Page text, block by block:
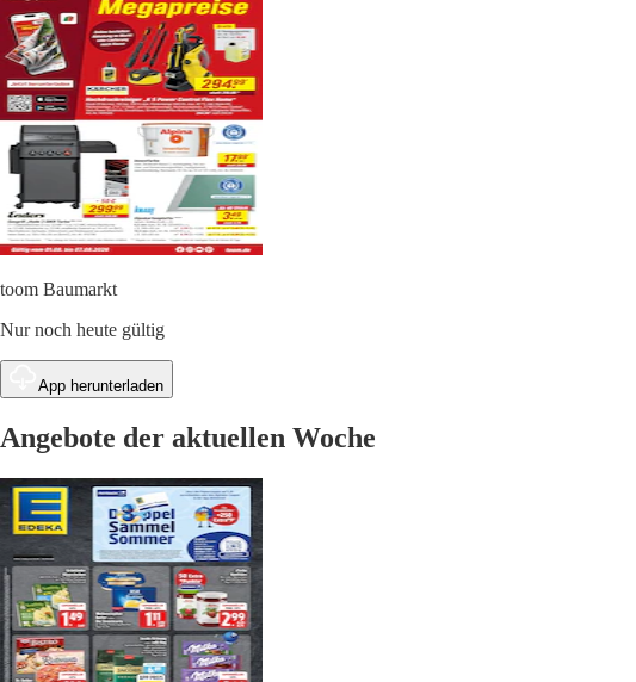
toom Baumarkt
Nur noch heute gültig
App herunterladen
Angebote der aktuellen Woche